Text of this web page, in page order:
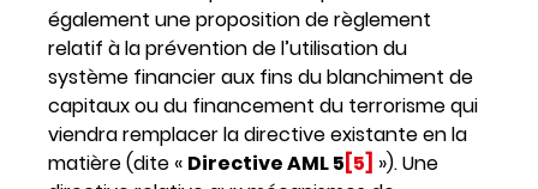
également une proposition de règlement
relatif à la prévention de l’utilisation du
système financier aux fins du blanchiment de
capitaux ou du financement du terrorisme qui
viendra remplacer la directive existante en la
matière (dite « Directive AML 5[5] »). Une